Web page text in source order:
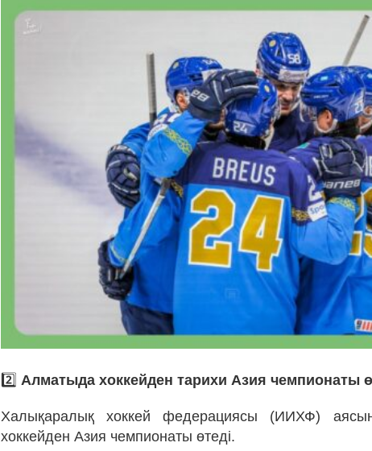
2️⃣Алматыда хоккейден тарихи Азия чемпионаты
Халықаралық хоккей федерациясы (ИИХФ)
хоккейден Азия чемпионаты өтеді.